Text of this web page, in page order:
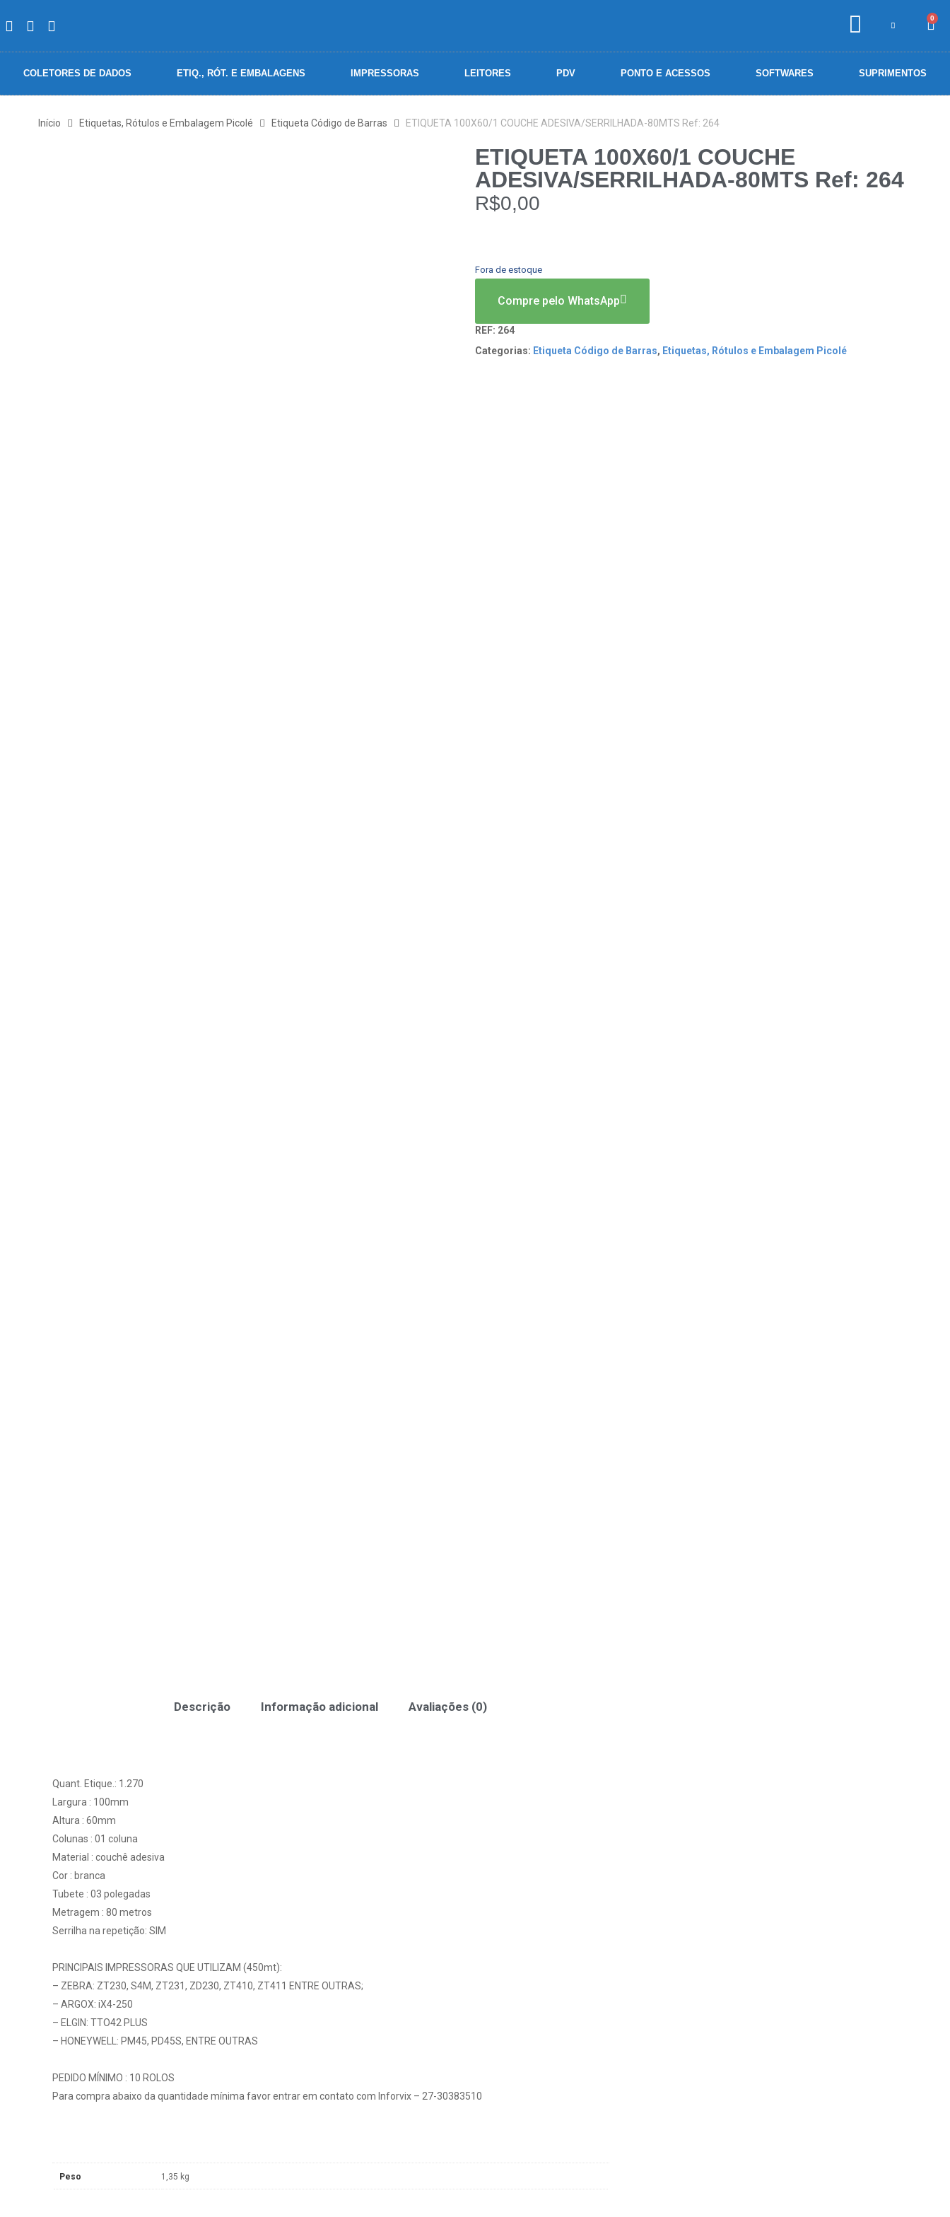
0
COLETORES DE DADOS ETIQ., RÓT. E EMBALAGENS IMPRESSORAS LEITORES PDV PONTO E ACESSOS SOFTWARES SUPRIMENTOS
Início Etiquetas, Rótulos e Embalagem Picolé Etiqueta Código de Barras ETIQUETA 100X60/1 COUCHE ADESIVA/SERRILHADA-80MTS Ref: 264
ETIQUETA 100X60/1 COUCHE
ADESIVA/SERRILHADA-80MTS Ref: 264
R$0,00
Fora de estoque
Compre pelo WhatsApp
REF: 264
Categorias: Etiqueta Código de Barras, Etiquetas, Rótulos e Embalagem Picolé
Descrição Informação adicional Avaliações (0)
Quant. Etique.: 1.270
Largura : 100mm
Altura : 60mm
Colunas : 01 coluna
Material : couchê adesiva
Cor : branca
Tubete : 03 polegadas
Metragem : 80 metros
Serrilha na repetição: SIM
PRINCIPAIS IMPRESSORAS QUE UTILIZAM (450mt):
– ZEBRA: ZT230, S4M, ZT231, ZD230, ZT410, ZT411 ENTRE OUTRAS;
– ARGOX: iX4-250
– ELGIN: TTO42 PLUS
– HONEYWELL: PM45, PD45S, ENTRE OUTRAS
PEDIDO MÍNIMO : 10 ROLOS
Para compra abaixo da quantidade mínima favor entrar em contato com Inforvix – 27-30383510
Peso 1,35 kg